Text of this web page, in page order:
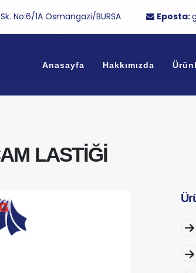
No:6/1A Osmangazi/BURSA Eposta:
Anasayfa Hakkımızda
LASTİĞİ
LASTİĞİ